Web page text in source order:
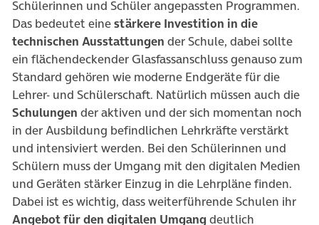
Schülerinnen und Schüler angepassten Programmen.
Das bedeutet einestärkere Investition in die
technischen Ausstattungen der Schule, dabei sollte
ein flächendeckender Glasfassanschluss genauso zum
Standard gehören wie moderne Endgeräte für die
Lehrer- und Schülerschaft. Natürlich müssen auch die
Schulungen der aktiven und der sich momentan noch
in der Ausbildung befindlichen Lehrkräfte verstärkt
und intensiviert werden. Bei den Schülerinnen und
Schülern muss der Umgang mit den digitalen Medien
und Geräten stärker Einzug in die Lehrpläne finden.
Dabei ist es wichtig, dass weiterführende Schulen ihr
Angebot für den digitalen Umgang deutlich